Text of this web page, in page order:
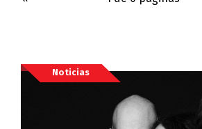
Noticias